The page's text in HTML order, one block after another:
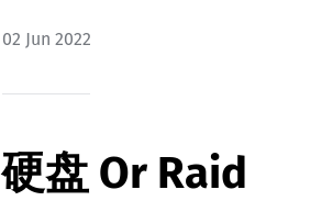
02 Jun 2022
硬盘 Or Raid